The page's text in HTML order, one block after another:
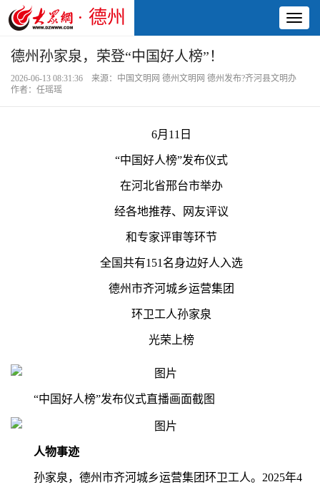
· 德州
德州孙家泉，荣登“中国好人榜”！
2026-06-13 08:31:36 来源：中国文明网 德州文明网 德州发布?齐河县文明办
作者：任瑶瑶
6月11日
“中国好人榜”发布仪式
在河北省邢台市举办
经各地推荐、网友评议
和专家评审等环节
全国共有151名身边好人入选
德州市齐河城乡运营集团
环卫工人孙家泉
光荣上榜
“中国好人榜”发布仪式直播画面截图
人物事迹
孙家泉，德州市齐河城乡运营集团环卫工人。2025年4